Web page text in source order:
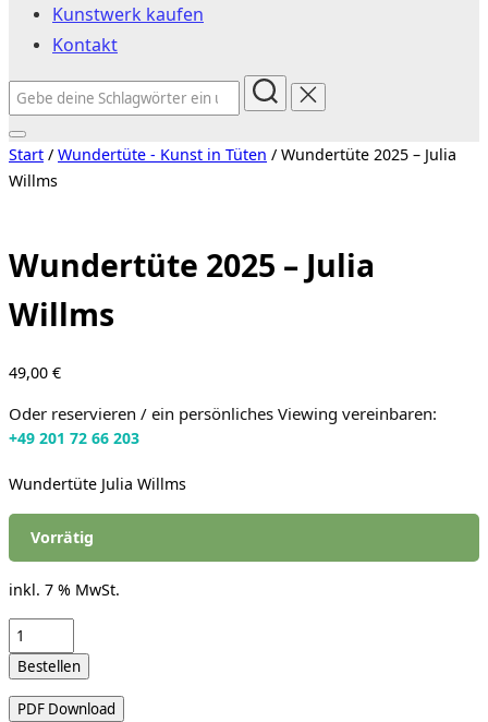
Kunstwerk kaufen
Kontakt
Suchen
nach:
Seitenleiste
&
Navigation
Start / Wundertüte - Kunst in Tüten / Wundertüte 2025 – Julia
Willms
Wundertüte 2025 – Julia
Willms
49,00 €
Oder reservieren / ein persönliches Viewing vereinbaren:
+49 201 72 66 203
Wundertüte Julia Willms
Vorrätig
inkl. 7 % MwSt.
Wundertüte
2025
-
Julia
Bestellen
PDF Download